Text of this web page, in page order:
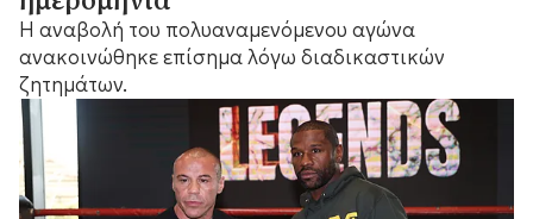
Η αναβολή του πολυαναμενόμενου αγώνα
ανακοινώθηκε επίσημα λόγω διαδικαστικών
ζητημάτων.